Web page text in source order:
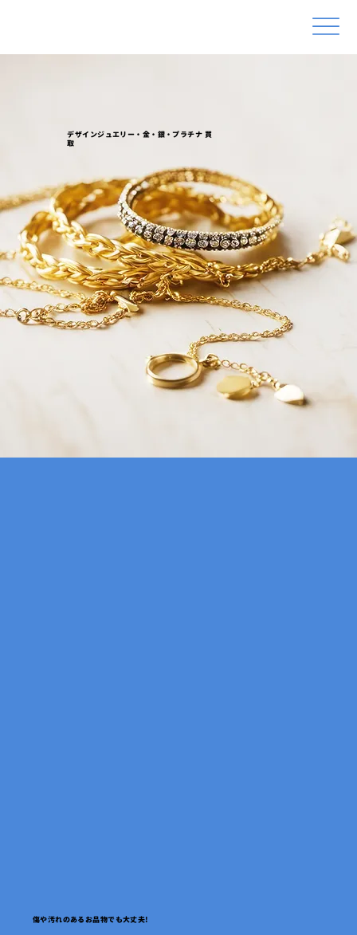
デザインジュエリー・金・銀・プラチナ 買
取
傷や汚れのあるお品物でも大丈夫!